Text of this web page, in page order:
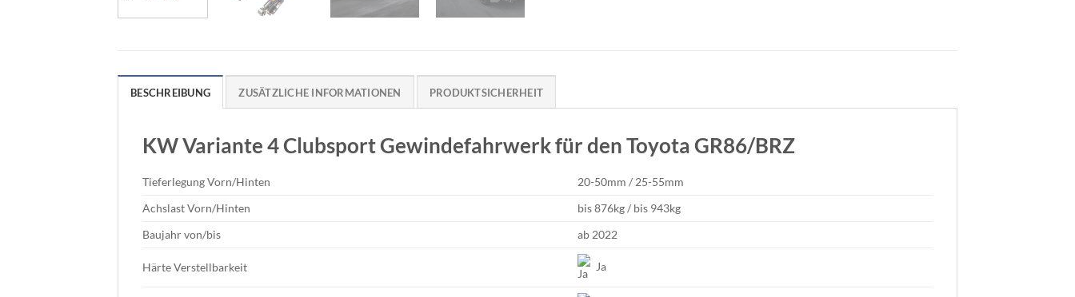
BESCHREIBUNG ZUSÄTZLICHE INFORMATIONEN PRODUKTSICHERHEIT
KW Variante 4 Clubsport Gewindefahrwerk für den Toyota GR86/BRZ
TieferlegungVorn/Hinten
20-50mm / 25-55mm
AchslastVorn/Hinten
bis 876kg / bis 943kg
Baujahrvon/bis ab 2022
Härte Verstellbarkeit Ja